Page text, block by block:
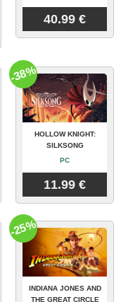
40.99 €
HOLLOW KNIGHT:
SILKSONG
PC
11.99 €
-38%
INDIANA JONES AND
THE GREAT CIRCLE
-25%